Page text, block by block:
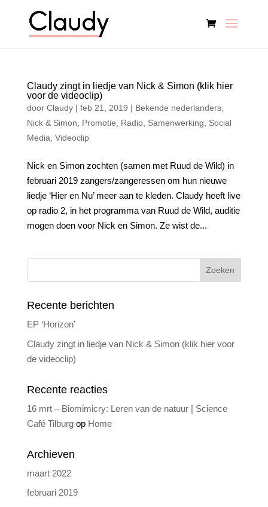
Claudy zingt in liedje van Nick & Simon (klik hier
voor de videoclip)
door Claudy| feb 21, 2019 | Bekende nederlanders,
Nick & Simon
Promotie Radio, Samenwerking
Social
Media Videoclip
Nick en Simon zochten (samen met Ruud de Wild) in
februari 2019 zangers/zangeressen om hun nieuwe
liedje ‘Hier en Nu’ meer aan te kleden. Claudy heeft live
op radio 2, in het programma van Ruud de Wild, auditie
mogen doen voor Nick en Simon. Ze wist de...
Recente berichten
EP ‘Horizon’
Claudy zingt in liedje van Nick & Simon (klik hier voor
de videoclip)
Recente reacties
16 mrt – Biomimicry: Leren van de natuur | Science
Café Tilburgop Home
Archieven
maart 2022
februari 2019